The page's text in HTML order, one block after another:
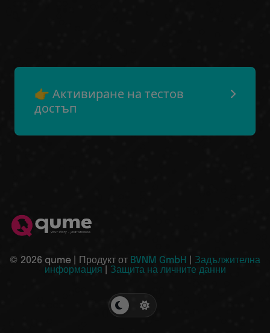
👉 Активиране на тестов
достъп
© 2026 qume | Продукт от BVNM GmbH
Задължителна
информация
Защита на личните данни